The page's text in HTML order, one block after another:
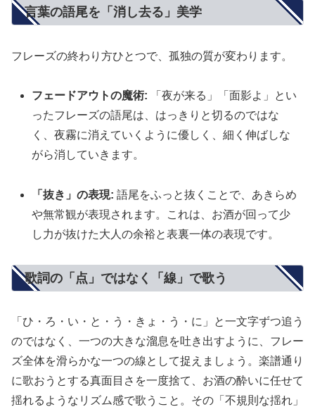
言葉の語尾を「消し去る」美学
フレーズの終わり方ひとつで、孤独の質が変わります。
フェードアウトの魔術: 「夜が来る」「面影よ」とい
ったフレーズの語尾は、はっきりと切るのではな
く、夜霧に消えていくように優しく、細く伸ばしな
がら消していきます。
「抜き」の表現: 語尾をふっと抜くことで、あきらめ
や無常観が表現されます。これは、お酒が回って少
し力が抜けた大人の余裕と表裏一体の表現です。
歌詞の「点」ではなく「線」で歌う
「ひ・ろ・い・と・う・きょ・う・に」と一文字ずつ追う
のではなく、一つの大きな溜息を吐き出すように、フレー
ズ全体を滑らかな一つの線として捉えましょう。楽譜通り
に歌おうとする真面目さを一度捨て、お酒の酔いに任せて
揺れるようなリズム感で歌うこと。その「不規則な揺れ」